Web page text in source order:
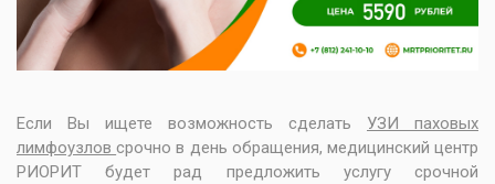
Если Вы ищете возможность сделать УЗИ паховых
лимфоузловсрочно в день обращения, медицинский центр
РИОРИТ будет рад предложить услугу срочной